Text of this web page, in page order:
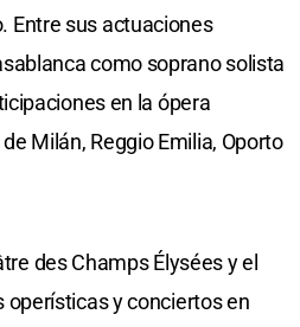
Entre sus actuaciones
como soprano solista
en la ópera
Milán, Reggio Emilia, Oporto
des Champs Élysées y el
y conciertos en